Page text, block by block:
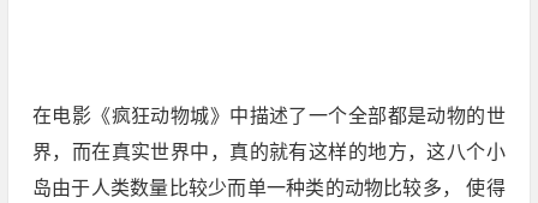
在电影《疯狂动物城》中描述了一个全部都是动物的世
界，而在真实世界中，真的就有这样的地方，这八个小
岛由于人类数量比较少而单一种类的动物比较多， 使得